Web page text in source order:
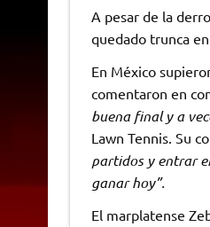
A pesar de la
quedado trunca
En México
comentaron en
buena final y a
Lawn Tennis. Su
partidos y entrar
ganar hoy”.
El marplatense